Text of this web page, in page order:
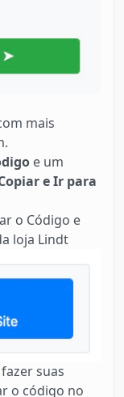
mais
e um
e Ir para
o Código e
loja Lindt
suas
o código no